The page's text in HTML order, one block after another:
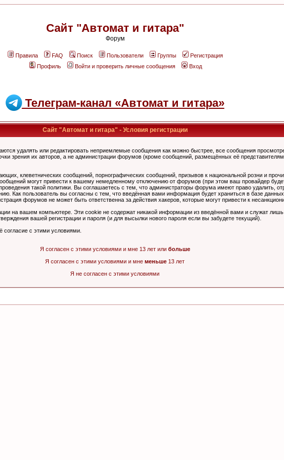
Сайт "Автомат и гитара"
Форум
Правила FAQ Поиск Пользователи Группы
Регистрация
Профиль
Войти и проверить личные сообщения Вход
Телеграм-канал «Автомат и гитара»
Сайт "Автомат и гитара" - Условия регистрации
удалять или редактировать неприемлемые сообщения как можно быстрее, все сообщения
зрения их авторов, а не администрации форумов (кроме сообщений, размещённых её
клеветнических сообщений, порнографических сообщений, призывов к национальной розни и
могут привести к вашему немедленному отключению от форумов (при этом ваш провайдер
такой политики. Вы соглашаетесь с тем, что администраторы форума имеют право удалить,
Как пользователь вы согласны с тем, что введённая вами информация будет храниться в базе
форумов не может быть ответственна за действия хакеров, которые могут привести к
на вашем компьютере. Эти cookie не содержат никакой информации из введённой вами и служат
вашей регистрации и пароля (и для высылки нового пароля если вы забудете текущий).
согласие с этими условиями.
Я согласен с этими условиями и мне 13 лет или больше
Я согласен с этими условиями и мне меньше 13 лет
Я не согласен с этими условиями